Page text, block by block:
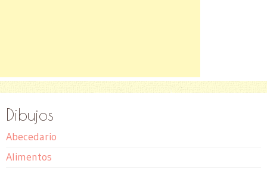
Dibujos
Abecedario
Alimentos